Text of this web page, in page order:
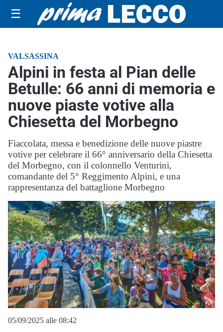
☰
VALSASSINA
Alpini in festa al Pian delle
Betulle: 66 anni di memoria e
nuove piaste votive alla
Chiesetta del Morbegno
Fiaccolata, messa e benedizione delle nuove piastre
votive per celebrare il 66° anniversario della Chiesetta
del Morbegno, con il colonnello Venturini,
comandante del 5° Reggimento Alpini, e una
rappresentanza del battaglione Morbegno
05/09/2025 alle 08:42